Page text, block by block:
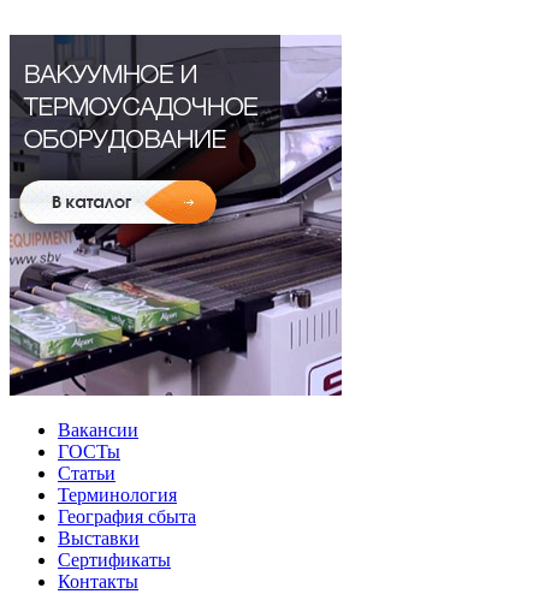
Вакансии
ГОСТы
Статьи
Терминология
География сбыта
Выставки
Сертификаты
Контакты